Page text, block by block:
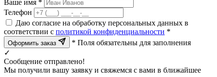
Ваше имя *
Телефон
Даю согласие на обработку персональных данных в
соответствии с политикой конфиденциальности *
Оформить заказ
* Поля обязательны для заполнения
✓
Сообщение отправлено!
Мы получили вашу заявку и свяжемся с вами в ближайшее